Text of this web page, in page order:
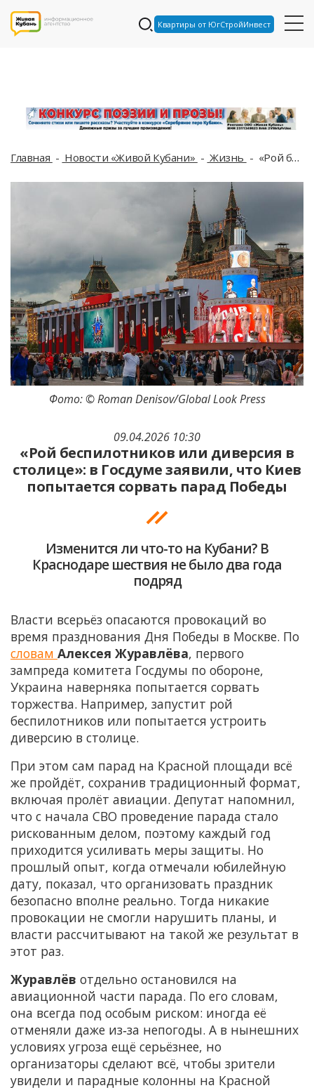
Квартиры от ЮгСтройИнвест
Главная Новости «Живой Кубани» Жизнь «Рой беспилотников или диверсия в столице»: в Госдуме заявили, что Киев попытается сорвать парад Победы
09.04.2026 10:30
«Рой беспилотников или диверсия в
столице»: в Госдуме заявили, что Киев
попытается сорвать парад Победы
Изменится ли что-то на Кубани? В
Краснодаре шествия не было два года
подряд
Фото: © Roman Denisov/Global Look Press
Власти всерьёз опасаются провокаций во
время празднования Дня Победы в Москве. По
словам Алексея Журавлёва, первого
зампреда комитета Госдумы по обороне,
Украина наверняка попытается сорвать
торжества. Например, запустит рой
беспилотников или попытается устроить
диверсию в столице.
При этом сам парад на Красной площади всё
же пройдёт, сохранив традиционный формат,
включая пролёт авиации. Депутат напомнил,
что с начала СВО проведение парада стало
рискованным делом, поэтому каждый год
приходится усиливать меры защиты. Но
прошлый опыт, когда отмечали юбилейную
дату, показал, что организовать праздник
безопасно вполне реально. Тогда никакие
провокации не смогли нарушить планы, и
власти рассчитывают на такой же результат в
этот раз.
Журавлёв отдельно остановился на
авиационной части парада. По его словам,
она всегда под особым риском: иногда её
отменяли даже из‑за непогоды. А в нынешних
условиях угроза ещё серьёзнее, но
организаторы сделают всё, чтобы зрители
увидели и парадные колонны на Красной